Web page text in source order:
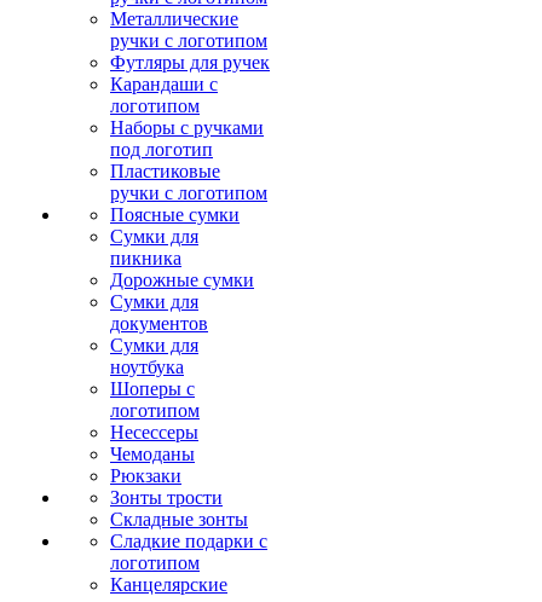
Металлические
ручки с логотипом
Футляры для ручек
Карандаши с
логотипом
Наборы с ручками
под логотип
Пластиковые
ручки с логотипом
Поясные сумки
Сумки для
пикника
Дорожные сумки
Сумки для
документов
Сумки для
ноутбука
Шоперы с
логотипом
Несессеры
Чемоданы
Рюкзаки
Зонты трости
Складные зонты
Сладкие подарки с
логотипом
Канцелярские